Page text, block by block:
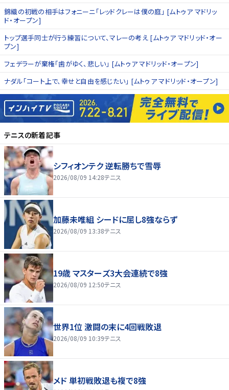
錦織の初戦の相手はフォニーニ「レッドクレーは僕の庭」 [ムトゥア マドリッ
ド・オープン]
トップ選手同士が行う練習について、マレーの考え [ムトゥア マドリッド・オー
プン]
フェデラーが棄権「歯がゆく、悲しい」 [ムトゥア マドリッド・オープン]
ナダル「コート上で、幸せと自由を感じたい」 [ムトゥア マドリッド・オープン]
テニスの新着記事
シフィオンテク 逆転勝ちで雪辱
2026/08/09 14:28テニス
加藤未唯組 シードに屈し8強ならず
2026/08/09 13:38テニス
19歳 マスターズ3大会連続で8強
2026/08/09 12:50テニス
世界1位 激闘の末に4回戦敗退
2026/08/09 10:39テニス
メド 単初戦敗退も複で8強